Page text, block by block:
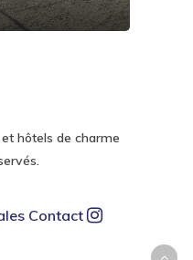
et hôtels de charme
Contact